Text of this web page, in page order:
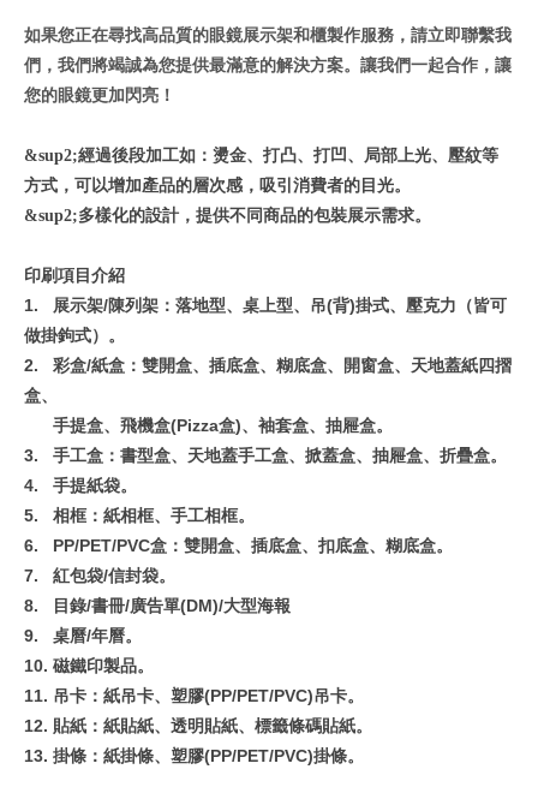
如果您正在尋找高品質的眼鏡展示架和櫃製作服務，請立即聯繫我
們，我們將竭誠為您提供最滿意的解決方案。讓我們一起合作，讓
您的眼鏡更加閃亮！
&sup2;經過後段加工如：燙金、打凸、打凹、局部上光、壓紋等
方式，可以增加產品的層次感，吸引消費者的目光。
&sup2;多樣化的設計，提供不同商品的包裝展示需求。
印刷項目介紹
1. 展示架/陳列架：落地型、桌上型、吊(背)掛式、壓克力（皆可
做掛鉤式）。
2. 彩盒/紙盒：雙開盒、插底盒、糊底盒、開窗盒、天地蓋紙四摺
盒、
手提盒、飛機盒(Pizza盒)、袖套盒、抽屜盒。
3. 手工盒：書型盒、天地蓋手工盒、掀蓋盒、抽屜盒、折疊盒。
4. 手提紙袋。
5. 相框：紙相框、手工相框。
6. PP/PET/PVC盒：雙開盒、插底盒、扣底盒、糊底盒。
7. 紅包袋/信封袋。
8.
目錄/書冊/廣告單(DM)/大型海報
9. 桌曆/年曆。
10. 磁鐵印製品。
11. 吊卡：紙吊卡、塑膠(PP/PET/PVC)吊卡。
12. 貼紙：紙貼紙、透明貼紙、標籤條碼貼紙。
13. 掛條：紙掛條、塑膠(PP/PET/PVC)掛條。